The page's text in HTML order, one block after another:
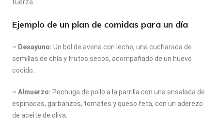
fuerza.
Ejemplo de un plan de comidas para un día
– Desayuno: Un bol de avena con leche, una cucharada de
semillas de chía y frutos secos, acompañado de un huevo
cocido.
– Almuerzo: Pechuga de pollo a la parrilla con una ensalada de
espinacas, garbanzos, tomates y queso feta, con un aderezo
de aceite de oliva.